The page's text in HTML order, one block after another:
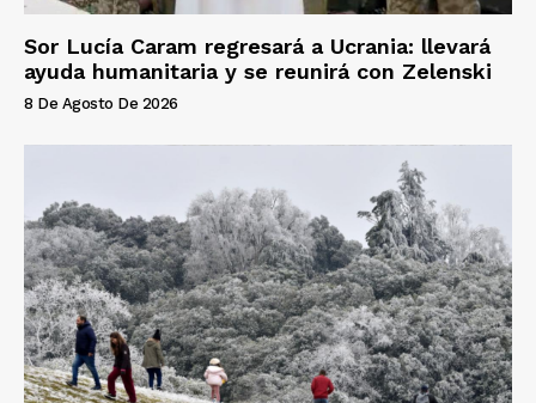
Sor Lucía Caram regresará a Ucrania: llevará
ayuda humanitaria y se reunirá con Zelenski
8 De Agosto De 2026